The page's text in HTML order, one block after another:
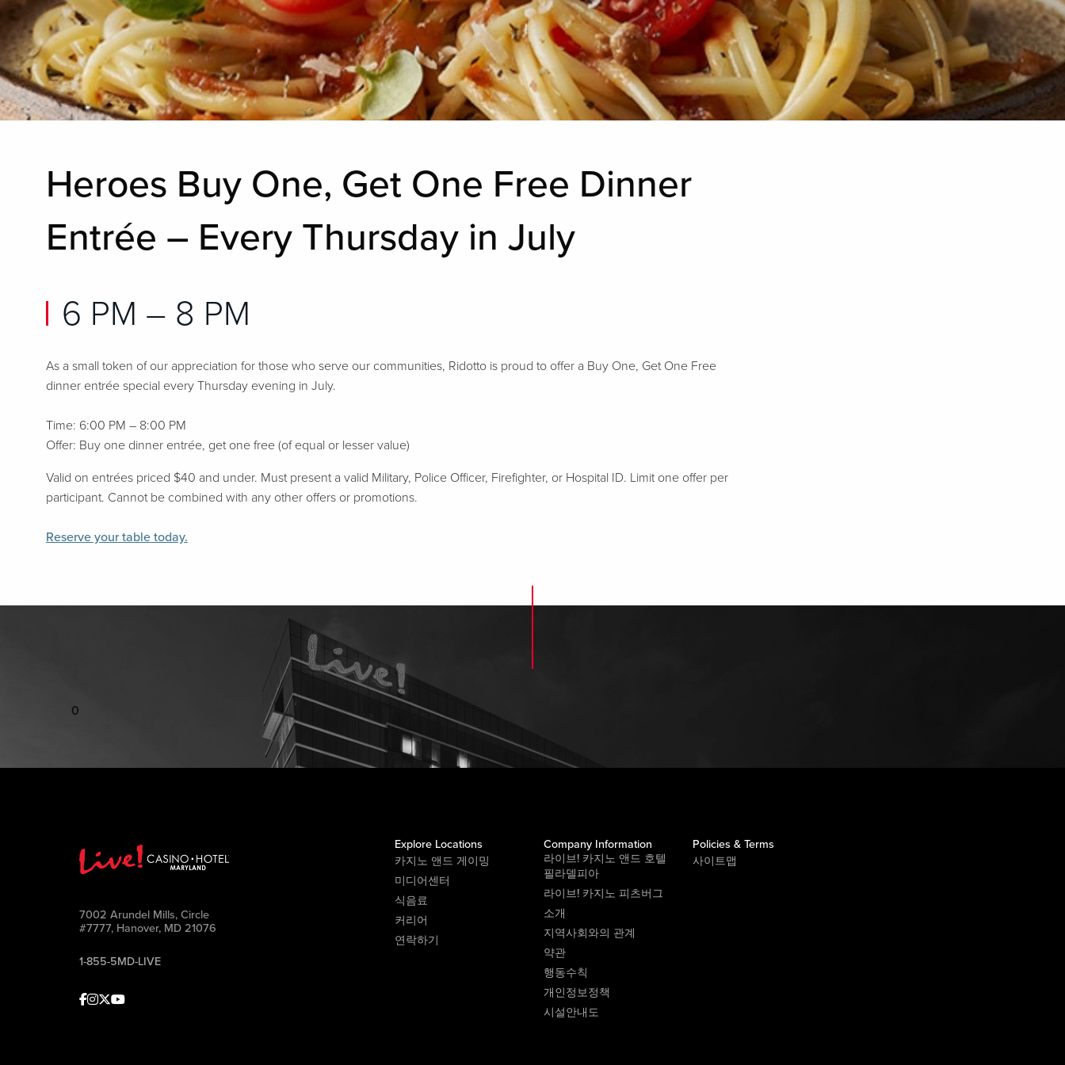
Heroes Buy One, Get One Free Dinner
Entrée – Every Thursday in July
6 PM – 8 PM
As a small token of our appreciation for those who serve our communities, Ridotto is proud to offer a Buy One, Get One Free
dinner entrée special every Thursday evening in July.
Time: 6:00 PM – 8:00 PM
Offer: Buy one dinner entrée, get one free (of equal or lesser value)
Valid on entrées priced $40 and under. Must present a valid Military, Police Officer, Firefighter, or Hospital ID. Limit one offer per
participant. Cannot be combined with any other offers or promotions.
Reserve your table today.
0
7002 Arundel Mills, Circle
#7777, Hanover, MD 21076
1-855-5MD-LIVE
Facebook
Instagram
Twitter
Youtube
Explore Locations
카지노 앤드 게이밍
미디어센터
식음료
커리어
연락하기
Company Information
라이브! 카지노 앤드 호텔
필라델피아
라이브! 카지노 피츠버그
소개
지역사회와의 관계
약관
행동수칙
개인정보정책
시설안내도
Policies & Terms
사이트맵